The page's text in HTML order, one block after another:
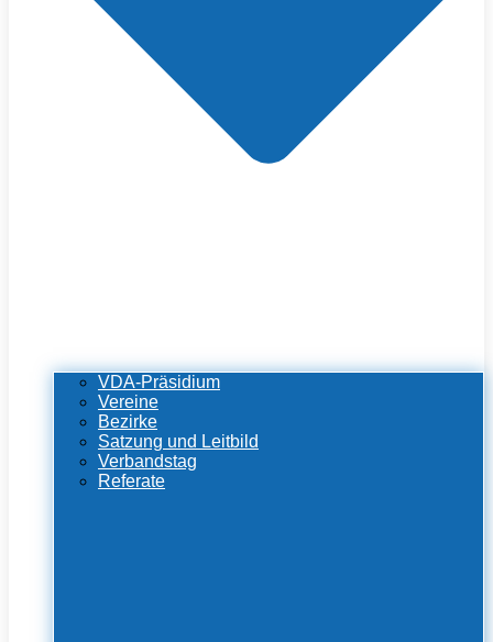
VDA-Präsidium
Vereine
Bezirke
Satzung und Leitbild
Verbandstag
Referate